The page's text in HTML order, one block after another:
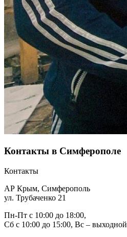
Контакты в Симферополе
Контакты
АР Крым, Симферополь
ул. Трубаченко 21
Пн-Пт с 10:00 до 18:00,
Сб с 10:00 до 15:00, Вс – выходной